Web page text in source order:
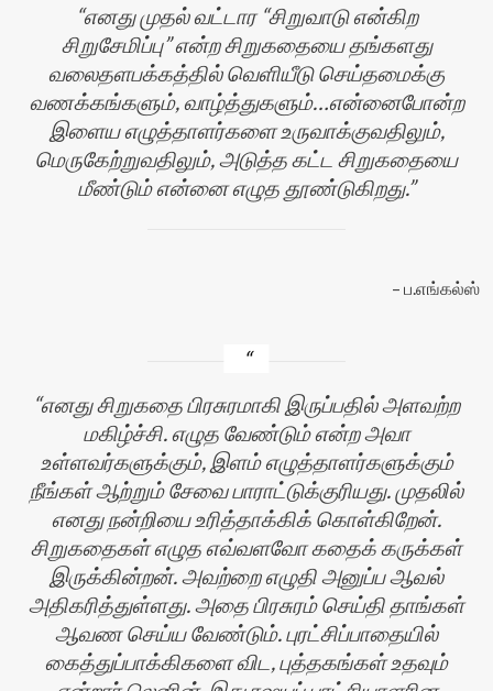
எனது முதல் வட்டார “சிறுவாடு என்கிற
சிறுசேமிப்பு” என்ற சிறுகதையை தங்களது
வலைதளபக்கத்தில் வெளியீடு செய்தமைக்கு
வணக்கங்களும், வாழ்த்துகளும்…என்னைபோன்ற
இளைய எழுத்தாளர்களை உருவாக்குவதிலும்,
மெருகேற்றுவதிலும், அடுத்த கட்ட சிறுகதையை
மீண்டும் என்னை எழுத தூண்டுகிறது.
ப.எங்கல்ஸ்
எனது சிறுகதை பிரசுரமாகி இருப்பதில் அளவற்ற
மகிழ்ச்சி. எழுத வேண்டும் என்ற அவா
உள்ளவர்களுக்கும், இளம் எழுத்தாளர்களுக்கும்
நீங்கள் ஆற்றும் சேவை பாராட்டுக்குரியது. முதலில்
எனது நன்றியை உரித்தாக்கிக் கொள்கிறேன்.
சிறுகதைகள் எழுத எவ்வளவோ கதைக் கருக்கள்
இருக்கின்றன். அவற்றை எழுதி அனுப்ப ஆவல்
அதிகரித்துள்ளது. அதை பிரசுரம் செய்தி தாங்கள்
ஆவண செய்ய வேண்டும். புரட்சிப்பாதையில்
கைத்துப்பாக்கிகளை விட, புத்தகங்கள் உதவும்